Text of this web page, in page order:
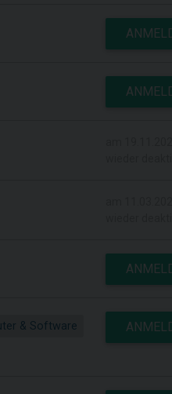
& Software